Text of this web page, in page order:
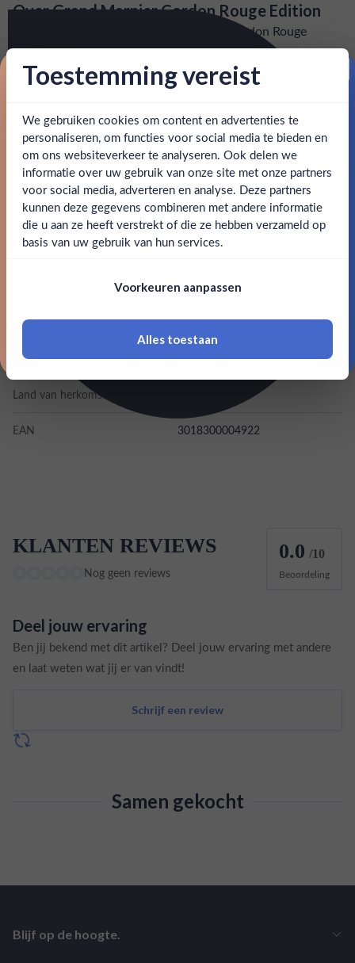
Ben jij 18 jaar of ouder?
Ja Nee
18 jaar of ouder zijn
: voor 15:00, morgen in huis (uitzondering bij
artikel vermeld)
Behulpzameen goed bereikbare klantenservice.
Over Grand Marnier Cordon Rouge Edition
Proef de uitzonderlijke Grand Marnier Cordon Rouge
Edition, een elegante Franse likeur die fijne cognac
combineert met de essentie van tropische bittere
sinaasappels. Deze speciale editie zet de traditie voort met
balans. Geniet van de rijke tonen van cognac en de subtiel
bitterzoete citrusaccenten, naadloos samengebracht in
deze iconische likeur.
SPECIFICATIES
Alcohol 40.00%
Grand Marnier
Kleurstoffen
Inhoud 0,7L
Land van herkomst
EAN 3018300004922
KLANTEN REVIEWS
Nog geen reviews
0.0 /10
Beoordeling
Deel jouw ervaring
Ben jij bekend met dit artikel? Deel jouw ervaring met andere
en laat weten wat jij er van vindt!
Schrijf een review
Samen gekocht
Blijf op de hoogte.
Toestemming vereist
We gebruiken cookies om content en advertenties te
personaliseren, om functies voor social media te bieden en
om ons websiteverkeer te analyseren. Ook delen we
informatie over uw gebruik van onze site met onze partners
voor social media, adverteren en analyse. Deze partners
kunnen deze gegevens combineren met andere informatie
die u aan ze heeft verstrekt of die ze hebben verzameld op
basis van uw gebruik van hun services.
Voorkeuren aanpassen
Alles toestaan
Proost op je eerste korting!
Schrijf je in en ontvang direct 5% korting op je eerste
bestelling.
Email
Claim mijn korting